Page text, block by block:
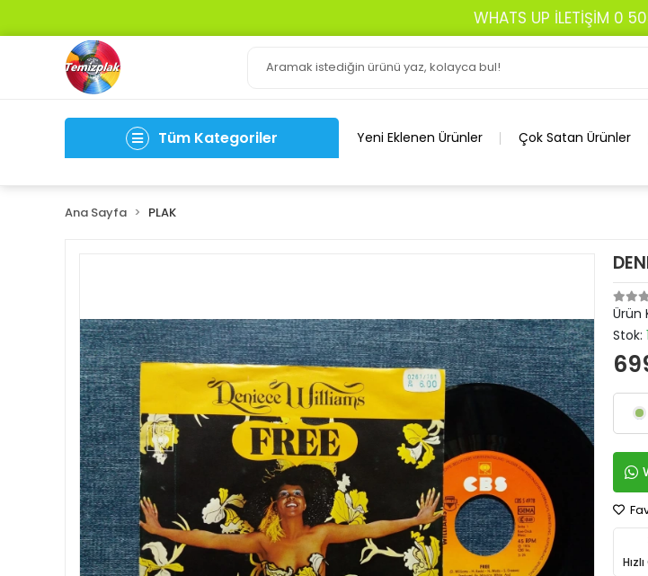
WHATS UP İLETİŞİM 0
Tüm Kategoriler Yeni Eklenen Ürünler Çok Satan Ürünler
Ana Sayfa PLAK
Ürün
Stok: 1